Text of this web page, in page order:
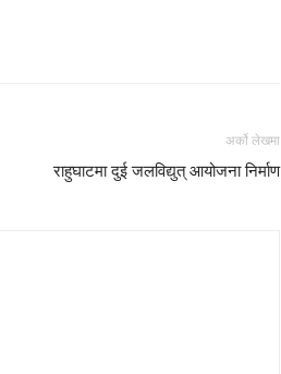
अर्को लेखमा
राहुघाटमा दुई जलविद्युत् आयोजना निर्माण